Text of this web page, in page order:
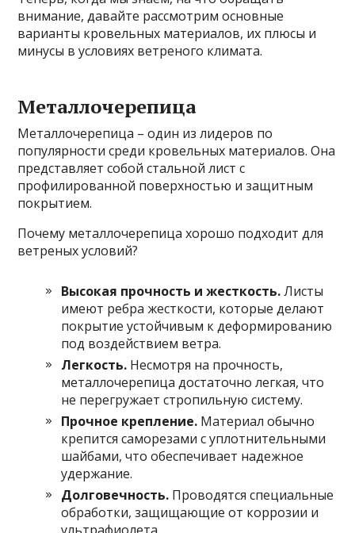
внимание, давайте рассмотрим основные
варианты кровельных материалов, их плюсы и
минусы в условиях ветреного климата.
Металлочерепица
Металлочерепица – один из лидеров по
популярности среди кровельных материалов. Она
представляет собой стальной лист с
профилированной поверхностью и защитным
покрытием.
Почему металлочерепица хорошо подходит для
ветреных условий?
Высокая прочность и жесткость.Листы
имеют ребра жесткости, которые делают
покрытие устойчивым к деформированию
под воздействием ветра.
Легкость. Несмотря на прочность,
металлочерепица достаточно легкая, что
не перегружает стропильную систему.
Прочное крепление. Материал обычно
крепится саморезами с уплотнительными
шайбами, что обеспечивает надежное
удержание.
Долговечность. Проводятся специальные
обработки, защищающие от коррозии и